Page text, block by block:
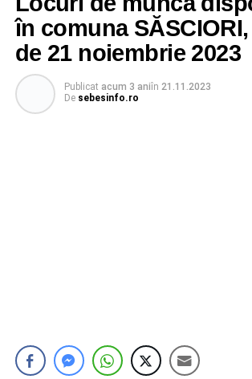
în comuna
de 21 noiembrie 2023
Publicat acum 3 aniîn 21.11.2023
De sebesinfo.ro